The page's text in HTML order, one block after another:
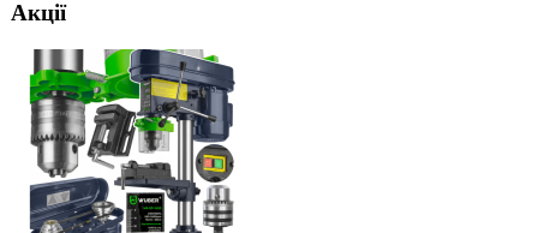
Акції